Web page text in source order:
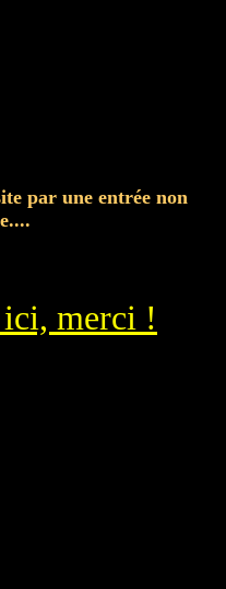
par une entrée non
merci !